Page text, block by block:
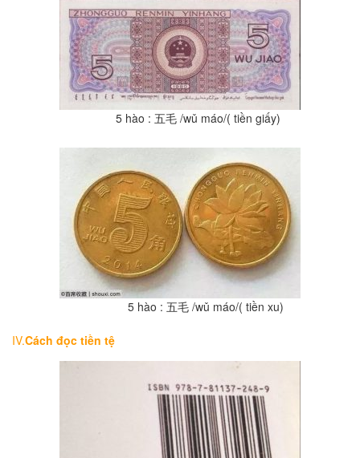
5 hào : 五毛 /wǔ máo/( tiền giấy)
5 hào : 五毛 /wǔ máo/( tiền xu)
IV.Cách đọc tiền tệ